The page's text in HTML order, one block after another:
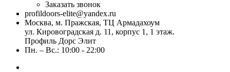
Заказать звонок
profildoors-elite@yandex.ru
Москва, м. Пражская, ТЦ Армадахоум
ул. Кировоградская д. 11, корпус 1, 1 этаж.
Профиль Дорс Элит
Пн. – Вс.: 10:00 - 22:00